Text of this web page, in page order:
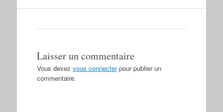
Laisser un commentaire
Vous devez vous connecterpour publier un
commentaire.